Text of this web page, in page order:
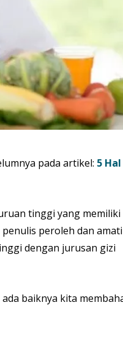
pada artikel: 5 Hal
tinggi yang memiliki
peroleh dan
dengan jurusan gizi
baiknya kita